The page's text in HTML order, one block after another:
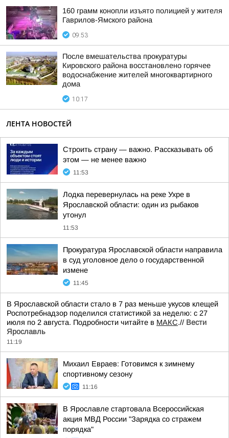
160 грамм конопли изъято полицией у жителя
Гаврилов-Ямского района
09:53
После вмешательства прокуратуры
Кировского района восстановлено горячее
водоснабжение жителей многоквартирного
дома
10:17
ЛЕНТА НОВОСТЕЙ
Строить страну — важно. Рассказывать об
этом — не менее важно
11:53
Лодка перевернулась на реке Ухре в
Ярославской области: один из рыбаков
утонул
11:53
Прокуратура Ярославской области направила
в суд уголовное дело о государственной
измене
11:45
В Ярославской области стало в 7 раз меньше укусов клещей
Роспотребнадзор поделился статистикой за неделю: с 27
июля по 2 августа. Подробности читайте в МАКС.// Вести
Ярославль
11:19
Михаил Евраев: Готовимся к зимнему
спортивному сезону
11:16
В Ярославле стартовала Всероссийская
акция МВД России "Зарядка со стражем
порядка"